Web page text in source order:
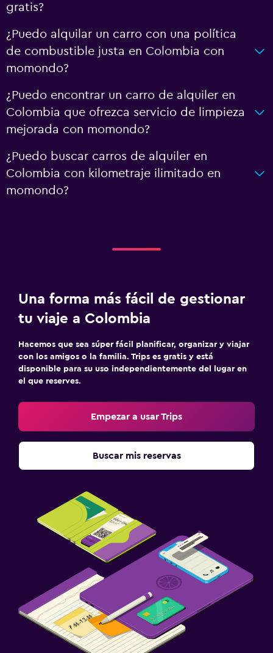
gratis?
¿Puedo alquilar un carro con una política
de combustible justa en Colombia con
momondo?
¿Puedo encontrar un carro de alquiler en
Colombia que ofrezca servicio de limpieza
mejorada con momondo?
¿Puedo buscar carros de alquiler en
Colombia con kilometraje ilimitado en
momondo?
Una forma más fácil de gestionar
tu viaje a Colombia
Hacemos que sea súper fácil planificar, organizar y viajar
con los amigos o la familia. Trips es gratis y está
disponible para su uso independientemente del lugar en
el que reserves.
Empezar a usar Trips
Buscar mis reservas